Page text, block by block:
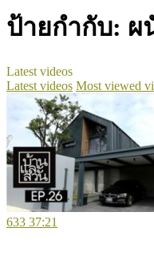
ป้ายกำกับ: ผ
Latest videos
Latest videos Most viewed
633 37:21